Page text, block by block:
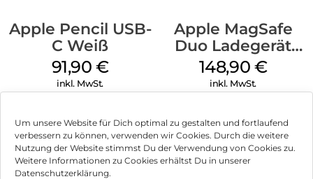
Um unsere Website für Dich optimal zu gestalten und fortlaufend
verbessern zu können, verwenden wir Cookies. Durch die weitere
Nutzung der Website stimmst Du der Verwendung von Cookies zu.
Weitere Informationen zu Cookies erhältst Du in unserer
Datenschutzerklärung.
Apple Pencil USB-
C Weiß
91,90 €
inkl. MwSt.
Apple MagSafe
Duo Ladegerät
Weiß
148,90 €
inkl. MwSt.
Impressum